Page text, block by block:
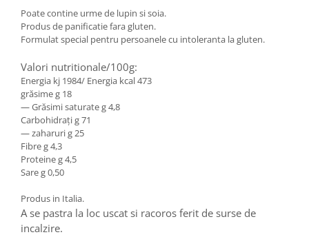
Poate contine urme de lupin si soia.
Produs de panificatie fara gluten.
Formulat special pentru persoanele cu intoleranta la gluten.
Valori nutritionale/100g:
Energia kj 1984/ Energia kcal 473
grăsime g 18
— Grăsimi saturate g 4,8
Carbohidrați g 71
— zaharuri g 25
Fibre g 4,3
Proteine g 4,5
Sare g 0,50
Produs in Italia.
A se pastra la loc uscat si racoros ferit de surse de
incalzire.